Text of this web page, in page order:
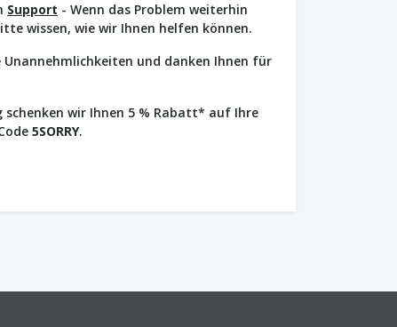
Support - Wenn das Problem weiterhin
wissen, wie wir Ihnen helfen können.
und danken Ihnen für
schenken wir Ihnen 5 % Rabatt* auf Ihre
5SORRY.